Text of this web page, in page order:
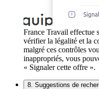
France Travail effectue
vérifier la légalité et la
malgré ces contrôles
inappropriés, vous
« Signaler cette offre ».
8. Suggestions de